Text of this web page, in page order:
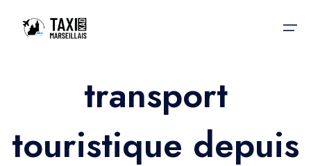
Nos services
Nos services
transport
touristique depuis